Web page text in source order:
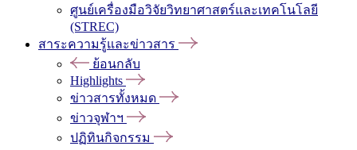
ศูนย์เครื่องมือวิจัยวิทยาศาสตร์และเทคโนโลยี
(STREC)
สาระความรู้และข่าวสาร
ย้อนกลับ
Highlights
ข่าวสารทั้งหมด
ข่าวจุฬาฯ
ปฏิทินกิจกรรม